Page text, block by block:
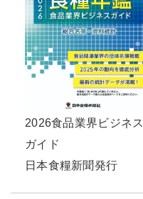
2026食品業界ビジネス
ガイド
日本食糧新聞発行